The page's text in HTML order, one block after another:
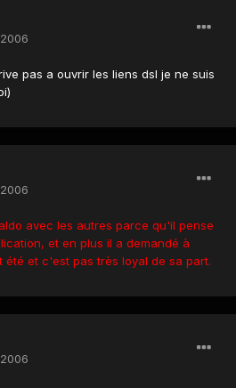
pas a ouvrir les liens dsl je ne suis
avec les autres parce qu'il pense
et en plus il a demandé à
été et c'est pas très loyal de sa part.